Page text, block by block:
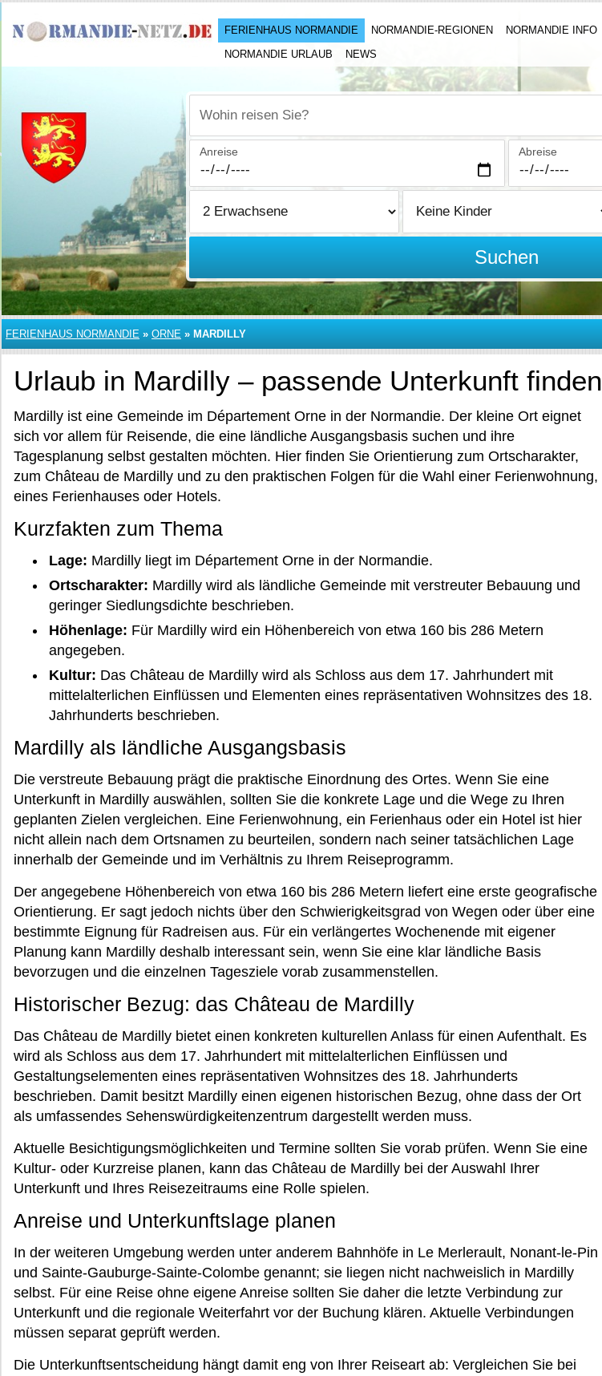
FERIENHAUS NORMANDIE NORMANDIE-REGIONEN
NORMANDIE INFO
NORMANDIE URLAUB
NEWS
Wohin reisen Sie?
Anreise Abreise
Suchen
FERIENHAUS NORMANDIE » ORNE » MARDILLY
Urlaub in Mardilly – passende Unterkunft finden
Mardilly ist eine Gemeinde im Département Orne in der Normandie. Der kleine Ort eignet
sich vor allem für Reisende, die eine ländliche Ausgangsbasis suchen und ihre
Tagesplanung selbst gestalten möchten. Hier finden Sie Orientierung zum Ortscharakter,
zum Château de Mardilly und zu den praktischen Folgen für die Wahl einer Ferienwohnung,
eines Ferienhauses oder Hotels.
Kurzfakten zum Thema
Lage: Mardilly liegt im Département Orne in der Normandie.
Ortscharakter: Mardilly wird als ländliche Gemeinde mit verstreuter Bebauung und
geringer Siedlungsdichte beschrieben.
Höhenlage: Für Mardilly wird ein Höhenbereich von etwa 160 bis 286 Metern
angegeben.
Kultur: Das Château de Mardilly wird als Schloss aus dem 17. Jahrhundert mit
mittelalterlichen Einflüssen und Elementen eines repräsentativen Wohnsitzes des 18.
Jahrhunderts beschrieben.
Mardilly als ländliche Ausgangsbasis
Die verstreute Bebauung prägt die praktische Einordnung des Ortes. Wenn Sie eine
Unterkunft in Mardilly auswählen, sollten Sie die konkrete Lage und die Wege zu Ihren
geplanten Zielen vergleichen. Eine Ferienwohnung, ein Ferienhaus oder ein Hotel ist hier
nicht allein nach dem Ortsnamen zu beurteilen, sondern nach seiner tatsächlichen Lage
innerhalb der Gemeinde und im Verhältnis zu Ihrem Reiseprogramm.
Der angegebene Höhenbereich von etwa 160 bis 286 Metern liefert eine erste geografische
Orientierung. Er sagt jedoch nichts über den Schwierigkeitsgrad von Wegen oder über eine
bestimmte Eignung für Radreisen aus. Für ein verlängertes Wochenende mit eigener
Planung kann Mardilly deshalb interessant sein, wenn Sie eine klar ländliche Basis
bevorzugen und die einzelnen Tagesziele vorab zusammenstellen.
Historischer Bezug: das Château de Mardilly
Das Château de Mardilly bietet einen konkreten kulturellen Anlass für einen Aufenthalt. Es
wird als Schloss aus dem 17. Jahrhundert mit mittelalterlichen Einflüssen und
Gestaltungselementen eines repräsentativen Wohnsitzes des 18. Jahrhunderts
beschrieben. Damit besitzt Mardilly einen eigenen historischen Bezug, ohne dass der Ort
als umfassendes Sehenswürdigkeitenzentrum dargestellt werden muss.
Aktuelle Besichtigungsmöglichkeiten und Termine sollten Sie vorab prüfen. Wenn Sie eine
Kultur- oder Kurzreise planen, kann das Château de Mardilly bei der Auswahl Ihrer
Unterkunft und Ihres Reisezeitraums eine Rolle spielen.
Anreise und Unterkunftslage planen
In der weiteren Umgebung werden unter anderem Bahnhöfe in Le Merlerault, Nonant-le-Pin
und Sainte-Gauburge-Sainte-Colombe genannt; sie liegen nicht nachweislich in Mardilly
selbst. Für eine Reise ohne eigene Anreise sollten Sie daher die letzte Verbindung zur
Unterkunft und die regionale Weiterfahrt vor der Buchung klären. Aktuelle Verbindungen
müssen separat geprüft werden.
Die Unterkunftsentscheidung hängt damit eng von Ihrer Reiseart ab: Vergleichen Sie bei